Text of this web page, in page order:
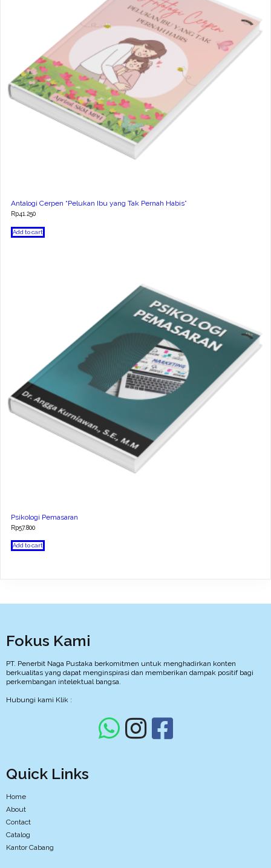
Antalogi Cerpen “Pelukan Ibu yang Tak Pernah Habis”
Rp41.250
Add to cart
Psikologi Pemasaran
Rp57.800
Add to cart
Fokus Kami
PT. Penerbit Naga Pustaka berkomitmen untuk menghadirkan konten
berkualitas yang dapat menginspirasi dan memberikan dampak positif bagi
perkembangan intelektual bangsa.
Hubungi kami Klik :
Quick Links
Home
About
Contact
Catalog
Kantor Cabang